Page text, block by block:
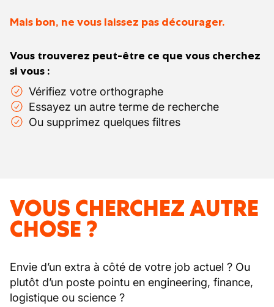
Mais bon, ne vous laissez pas décourager.
Vous trouverez peut-être ce que vous cherchez
si vous :
Vérifiez votre orthographe
Essayez un autre terme de recherche
Ou supprimez quelques filtres
VOUS CHERCHEZ AUTRE
CHOSE ?
Envie d’un extra à côté de votre job actuel ? Ou
plutôt d’un poste pointu en engineering, finance,
logistique ou science ?